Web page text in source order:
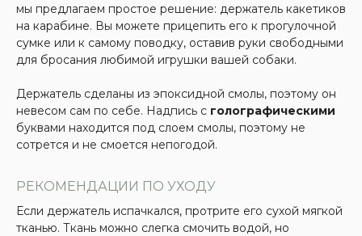
мы предлагаем простое решение: держатель какетиков
на карабине. Вы можете прицепить его к прогулочной
сумке или к самому поводку, оставив руки свободными
для бросания любимой игрушки вашей собаки.
Держатель сделаны из эпоксидной смолы, поэтому он
невесом сам по себе. Надпись с голографическими
буквами находится под слоем смолы, поэтому не
сотрется и не смоется непогодой.
РЕКОМЕНДАЦИИ ПО УХОДУ
Если держатель испачкался, протрите его сухой мягкой
тканью. Ткань можно слегка смочить водой, но